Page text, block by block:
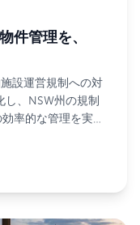
件管理を、
設運営規制への対
し、NSW州の規制
率的な管理を実現